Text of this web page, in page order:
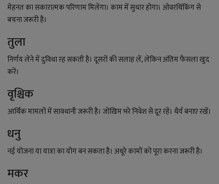
मेहनत का सकारात्मक परिणाम मिलेगा। काम में सुधार होगा। ओवरथिंकिंग से
बचना जरूरी है।
तुला
निर्णय लेने में दुविधा रह सकती है। दूसरों की सलाह लें, लेकिन अंतिम फैसला खुद
करें।
वृश्चिक
आर्थिक मामलों में सावधानी जरूरी है। जोखिम भरे निवेश से दूर रहें। धैर्य बनाए रखें।
धनु
नई योजना या यात्रा का योग बन सकता है। अधूरे कामों को पूरा करना जरूरी है।
मकर